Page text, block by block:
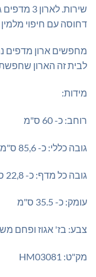
שירות.
דחוסה עם חיפוי מלמין
מחפשים ארון מדפים
לבית זה הארון
מידות:
רוחב: כ- 60 ס"מ
גובה כללי: כ- 85,6 ס"מ
גובה כל מדף: כ- 22,8 ס"מ
עומק: כ- 35.5 ס"מ
צבע: בז' אגוז ופחם
מק"ט: HM03081